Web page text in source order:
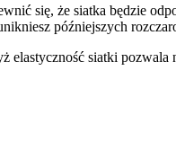
się, że siatka będzie
późniejszych
siatki